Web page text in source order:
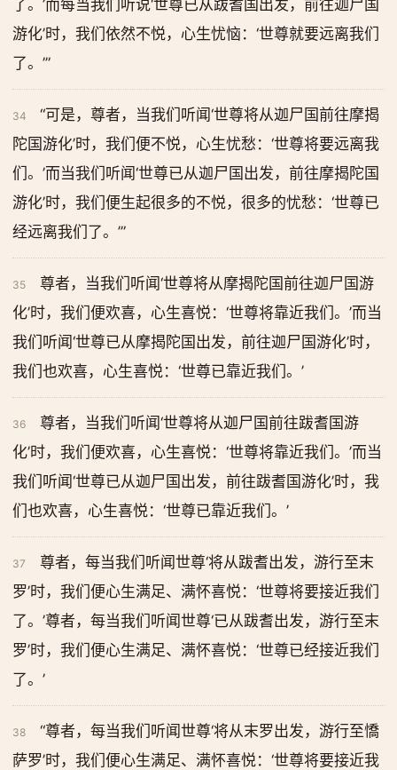
了。’而每当我们听说‘世尊已从跋耆国出发，前往迦尸国
游化’时，我们依然不悦，心生忧恼：‘世尊就要远离我们
了。’”
34
“可是，尊者，当我们听闻‘世尊将从迦尸国前往摩揭
陀国游化’时，我们便不悦，心生忧愁：‘世尊将要远离我
们。’而当我们听闻‘世尊已从迦尸国出发，前往摩揭陀国
游化’时，我们便生起很多的不悦，很多的忧愁：‘世尊已
经远离我们了。’”
35
尊者，当我们听闻‘世尊将从摩揭陀国前往迦尸国游
化’时，我们便欢喜，心生喜悦：‘世尊将靠近我们。’而当
我们听闻‘世尊已从摩揭陀国出发，前往迦尸国游化’时，
我们也欢喜，心生喜悦：‘世尊已靠近我们。’
36
尊者，当我们听闻‘世尊将从迦尸国前往跋耆国游
化’时，我们便欢喜，心生喜悦：‘世尊将靠近我们。’而当
我们听闻‘世尊已从迦尸国出发，前往跋耆国游化’时，我
们也欢喜，心生喜悦：‘世尊已靠近我们。’
37
尊者，每当我们听闻世尊‘将从跋耆出发，游行至末
罗’时，我们便心生满足、满怀喜悦：‘世尊将要接近我们
了。’尊者，每当我们听闻世尊‘已从跋耆出发，游行至末
罗’时，我们便心生满足、满怀喜悦：‘世尊已经接近我们
了。’
38
“尊者，每当我们听闻世尊‘将从末罗出发，游行至憍
萨罗’时，我们便心生满足、满怀喜悦：‘世尊将要接近我